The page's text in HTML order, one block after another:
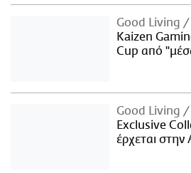
Good Living
Kaizen
Cup από
Good Living
Exclusive
έρχεται στην